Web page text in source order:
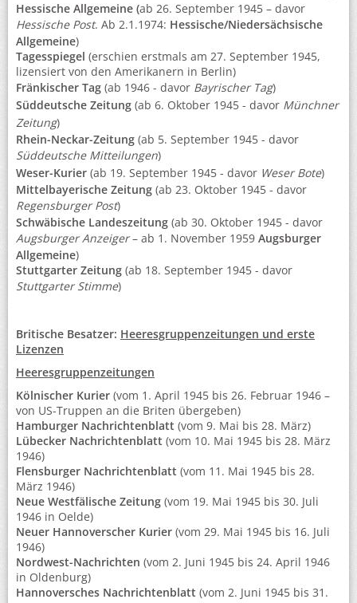
Hessische Allgemeine (ab 26. September 1945 – davor
Hessische Post. Ab 2.1.1974: Hessische/Niedersächsische
Allgemeine)
Tagesspiegel (erschien erstmals am 27. September 1945,
lizensiert von den Amerikanern in Berlin)
Fränkischer Tag (ab 1946 - davor Bayrischer Tag)
Süddeutsche Zeitung (ab 6. Oktober 1945 - davor Münchner
Zeitung)
Rhein-Neckar-Zeitung (ab 5. September 1945 - davor
Süddeutsche Mitteilungen)
Weser-Kurier (ab 19. September 1945 - davor Weser Bote)
Mittelbayerische Zeitung (ab 23. Oktober 1945 - davor
Regensburger Post)
Schwäbische Landeszeitung (ab 30. Oktober 1945 - davor
Augsburger Anzeiger– ab 1. November 1959 Augsburger
Allgemeine)
Stuttgarter Zeitung (ab 18. September 1945 - davor
Stuttgarter Stimme)
Britische Besatzer: Heeresgruppenzeitungen und erste
Lizenzen
Heeresgruppenzeitungen
Kölnischer Kurier (vom 1. April 1945 bis 26. Februar 1946 –
von US-Truppen an die Briten übergeben)
Hamburger Nachrichtenblatt (vom 9. Mai bis 28. März)
Lübecker Nachrichtenblatt (vom 10. Mai 1945 bis 28. März
1946)
Flensburger Nachrichtenblatt (vom 11. Mai 1945 bis 28.
März 1946)
Neue Westfälische Zeitung (vom 19. Mai 1945 bis 30. Juli
1946 in Oelde)
Neuer Hannoverscher Kurier (vom 29. Mai 1945 bis 16. Juli
1946)
Nordwest-Nachrichten (vom 2. Juni 1945 bis 24. April 1946
in Oldenburg)
Hannoversches Nachrichtenblatt (vom 2. Juni 1945 bis 31.